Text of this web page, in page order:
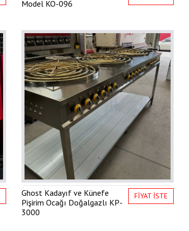
Model KO-096
Ghost Kadayıf ve Künefe
Pişirim Ocağı Doğalgazlı KP-
3000
FİYAT İSTE